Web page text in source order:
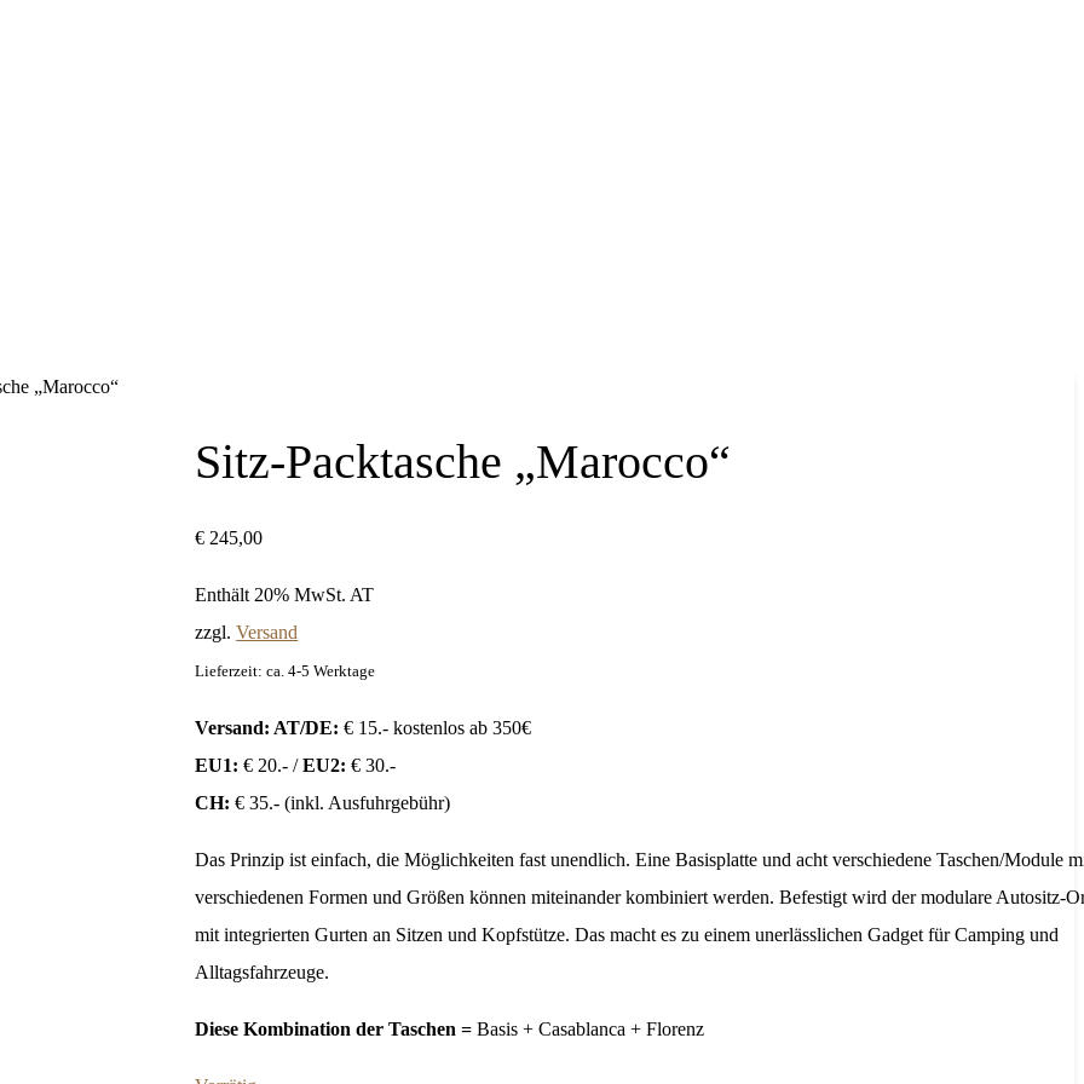
„Marocco“
Sitz-Packtasche „Marocco“
€ 245,00
Enthält 20% MwSt. AT
zzgl.Versand
Lieferzeit: ca. 4-5 Werktage
Versand: AT/DE:€ 15.- kostenlos ab 350€
EU1: € 20.- /EU2: € 30.-
CH: € 35.- (inkl. Ausfuhrgebühr)
Das Prinzip ist einfach, die Möglichkeiten fast unendlich. Eine Basisplatte und acht verschiedene Taschen/Module
verschiedenen Formen und Größen können miteinander kombiniert werden. Befestigt wird der modulare Autositz-
mit integrierten Gurten an Sitzen und Kopfstütze. Das macht es zu einem unerlässlichen Gadget für Camping und
Alltagsfahrzeuge.
Diese Kombination der Taschen =Basis + Casablanca + Florenz